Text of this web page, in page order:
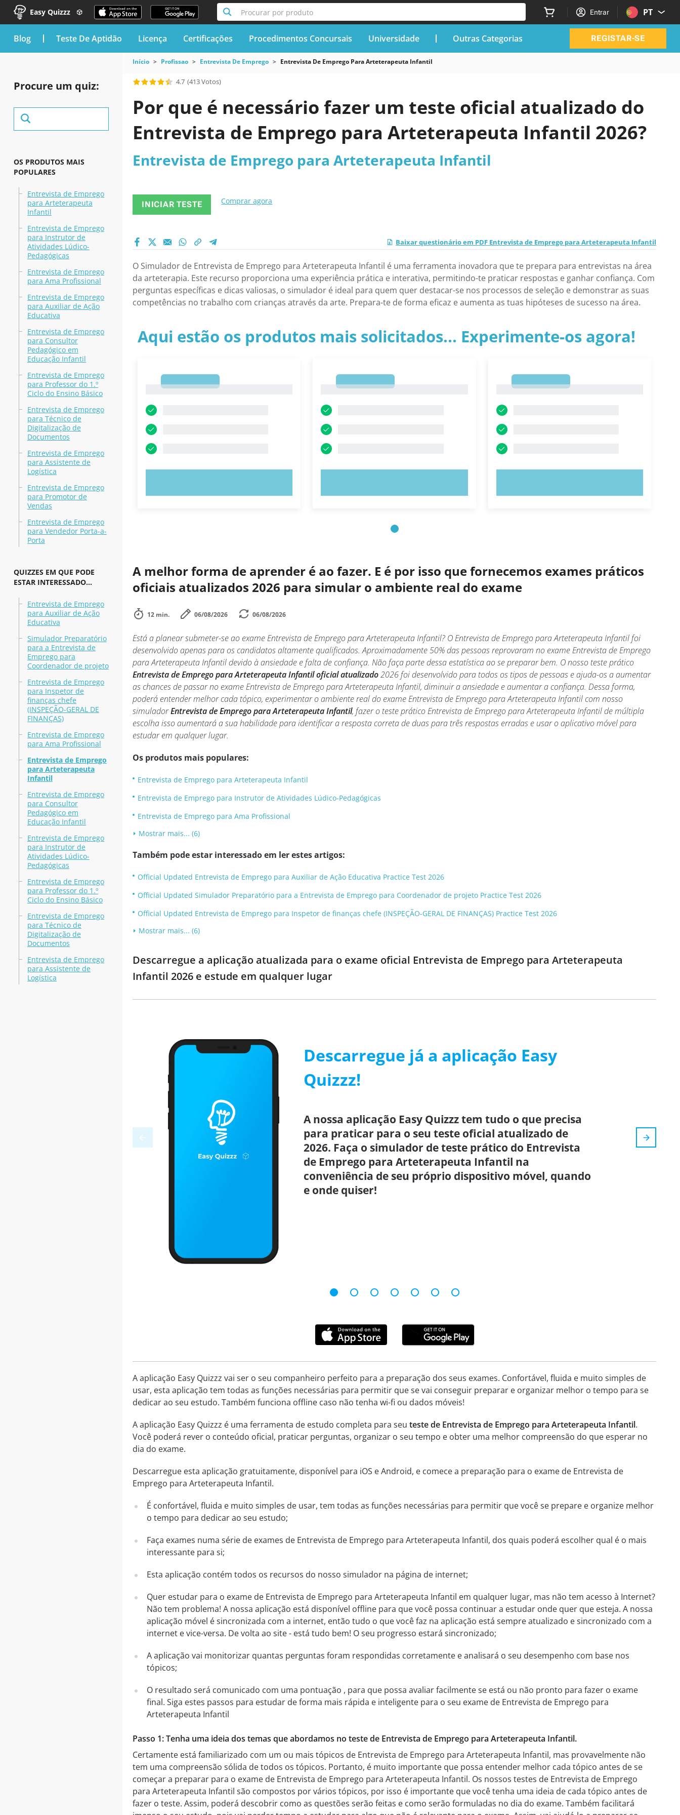
Easy Quizzz Procurar por produto Entrar PT
blog Teste De Aptidão Licença Certificações Procedimentos Concursais Universidade Outras Categorias REGISTAR-SE
Procure um quiz:
OS PRODUTOS MAIS
POPULARES
Entrevista de Emprego
para Arteterapeuta
Infantil
Entrevista de Emprego
para Instrutor de
Atividades Lúdico-
Pedagógicas
Entrevista de Emprego
para Ama Profissional
Entrevista de Emprego
para Auxiliar de Ação
Educativa
Entrevista de Emprego
para Consultor
Pedagógico em
Educação Infantil
Entrevista de Emprego
para Professor do 1.º
Ciclo do Ensino Básico
Entrevista de Emprego
para Técnico de
Digitalização de
Documentos
Entrevista de Emprego
para Assistente de
Logística
Entrevista de Emprego
para Promotor de
Vendas
Entrevista de Emprego
para Vendedor Porta-a-
Porta
QUIZZES EM QUE PODE
ESTAR INTERESSADO...
Entrevista de Emprego
para Auxiliar de Ação
Educativa
Simulador Preparatório
para a Entrevista de
Emprego para
Coordenador de projeto
Entrevista de Emprego
para Inspetor de
finanças chefe
(INSPEÇÃO-GERAL DE
FINANÇAS)
Entrevista de Emprego
para Ama Profissional
Entrevista de Emprego
para Arteterapeuta
Infantil
Entrevista de Emprego
para Consultor
Pedagógico em
Educação Infantil
Entrevista de Emprego
para Instrutor de
Atividades Lúdico-
Pedagógicas
Entrevista de Emprego
para Professor do 1.º
Ciclo do Ensino Básico
Entrevista de Emprego
para Técnico de
Digitalização de
Documentos
Entrevista de Emprego
para Assistente de
Logística
Início Profissao Entrevista De Emprego Entrevista De Emprego Para Arteterapeuta Infantil
4.7 (413 Votos)
Por que é necessário fazer um teste oficial atualizado do
Entrevista de Emprego para Arteterapeuta Infantil 2026?
Entrevista de Emprego para Arteterapeuta Infantil
INICIAR TESTE Comprar agora
Baixar questionário em PDF Entrevista de Emprego para Arteterapeuta Infantil
O Simulador de Entrevista de Emprego para Arteterapeuta Infantil é uma ferramenta inovadora que te prepara para entrevistas na área
da arteterapia. Este recurso proporciona uma experiência prática e interativa, permitindo-te praticar respostas e ganhar confiança. Com
perguntas específicas e dicas valiosas, o simulador é ideal para quem quer destacar-se nos processos de seleção e demonstrar as suas
competências no trabalho com crianças através da arte. Prepara-te de forma eficaz e aumenta as tuas hipóteses de sucesso na área.
Aqui estão os produtos mais solicitados... Experimente-os agora!
A melhor forma de aprender é ao fazer. E é por isso que fornecemos exames práticos
oficiais atualizados 2026 para simular o ambiente real do exame
12 min. 06/08/2026 06/08/2026
Está a planear submeter-se ao exame Entrevista de Emprego para Arteterapeuta Infantil? O Entrevista de Emprego para Arteterapeuta Infantil foi
desenvolvido apenas para os candidatos altamente qualificados. Aproximadamente 50% das pessoas reprovaram no exame Entrevista de Emprego
para Arteterapeuta Infantil devido à ansiedade e falta de confiança. Não faça parte dessa estatística ao se preparar bem. O nosso teste prático
Entrevista de Emprego para Arteterapeuta Infantil oficial atualizado2026 foi desenvolvido para todos os tipos de pessoas e ajuda-os a aumentar
as chances de passar no exame Entrevista de Emprego para Arteterapeuta Infantil, diminuir a ansiedade e aumentar a confiança. Dessa forma,
poderá entender melhor cada tópico, experimentar o ambiente real do exame Entrevista de Emprego para Arteterapeuta Infantil com nosso
simuladorEntrevista de Emprego para Arteterapeuta Infantil, fazer o teste prático Entrevista de Emprego para Arteterapeuta Infantil de múltipla
escolha isso aumentará a sua habilidade para identificar a resposta correta de duas para três respostas erradas e usar o aplicativo móvel para
estudar em qualquer lugar.
Os produtos mais populares:
Entrevista de Emprego para Arteterapeuta Infantil
Entrevista de Emprego para Instrutor de Atividades Lúdico-Pedagógicas
Entrevista de Emprego para Ama Profissional
Mostrar mais... (6)
Também pode estar interessado em ler estes artigos:
Official Updated Entrevista de Emprego para Auxiliar de Ação Educativa Practice Test 2026
Official Updated Simulador Preparatório para a Entrevista de Emprego para Coordenador de projeto Practice Test 2026
Official Updated Entrevista de Emprego para Inspetor de finanças chefe (INSPEÇÃO-GERAL DE FINANÇAS) Practice Test 2026
Mostrar mais... (6)
Descarregue a aplicação atualizada para o exame oficial Entrevista de Emprego para Arteterapeuta
Infantil 2026 e estude em qualquer lugar
Descarregue já a aplicação Easy
Quizzz!
A nossa aplicação Easy Quizzz tem tudo o que precisa
para praticar para o seu teste oficial atualizado de
2026. Faça o simulador de teste prático do Entrevista
de Emprego para Arteterapeuta Infantil na
conveniência de seu próprio dispositivo móvel, quando
e onde quiser!
A aplicação Easy Quizzz vai ser o seu companheiro perfeito para a preparação dos seus exames. Confortável, fluida e muito simples de
usar, esta aplicação tem todas as funções necessárias para permitir que se vai conseguir preparar e organizar melhor o tempo para se
dedicar ao seu estudo. Também funciona offline caso não tenha wi-fi ou dados móveis!
A aplicação Easy Quizzz é uma ferramenta de estudo completa para seu teste de Entrevista de Emprego para Arteterapeuta Infantil.
Você poderá rever o conteúdo oficial, praticar perguntas, organizar o seu tempo e obter uma melhor compreensão do que esperar no
dia do exame.
Descarregue esta aplicação gratuitamente, disponível para iOS e Android, e comece a preparação para o exame de Entrevista de
Emprego para Arteterapeuta Infantil.
É confortável, fluida e muito simples de usar, tem todas as funções necessárias para permitir que você se prepare e organize melhor
o tempo para dedicar ao seu estudo;
Faça exames numa série de exames de Entrevista de Emprego para Arteterapeuta Infantil, dos quais poderá escolher qual é o mais
interessante para si;
Esta aplicação contém todos os recursos do nosso simulador na página de internet;
Quer estudar para o exame de Entrevista de Emprego para Arteterapeuta Infantil em qualquer lugar, mas não tem acesso à Internet?
Não tem problema! A nossa aplicação está disponível offline para que você possa continuar a estudar onde quer que esteja. A nossa
aplicação móvel é sincronizada com a internet, então tudo o que você faz na aplicação está sempre atualizado e sincronizado com a
internet e vice-versa. De volta ao site - está tudo bem! O seu progresso estará sincronizado;
A aplicação vai monitorizar quantas perguntas foram respondidas corretamente e analisará o seu desempenho com base nos
tópicos;
O resultado será comunicado com uma pontuação , para que possa avaliar facilmente se está ou não pronto para fazer o exame
final. Siga estes passos para estudar de forma mais rápida e inteligente para o seu exame de Entrevista de Emprego para
Arteterapeuta Infantil
Passo 1: Tenha uma ideia dos temas que abordamos no teste de Entrevista de Emprego para Arteterapeuta Infantil.
Certamente está familiarizado com um ou mais tópicos de Entrevista de Emprego para Arteterapeuta Infantil, mas provavelmente não
tem uma compreensão sólida de todos os tópicos. Portanto, é muito importante que possa entender melhor cada tópico antes de se
começar a preparar para o exame de Entrevista de Emprego para Arteterapeuta Infantil. Os nossos testes de Entrevista de Emprego
para Arteterapeuta Infantil são compostos por vários tópicos, por isso é importante que você tenha uma ideia de cada tópico antes de
fazer o teste. Assim, poderá descobrir como as questões serão feitas e como serão formuladas no dia do exame. Também facilitará